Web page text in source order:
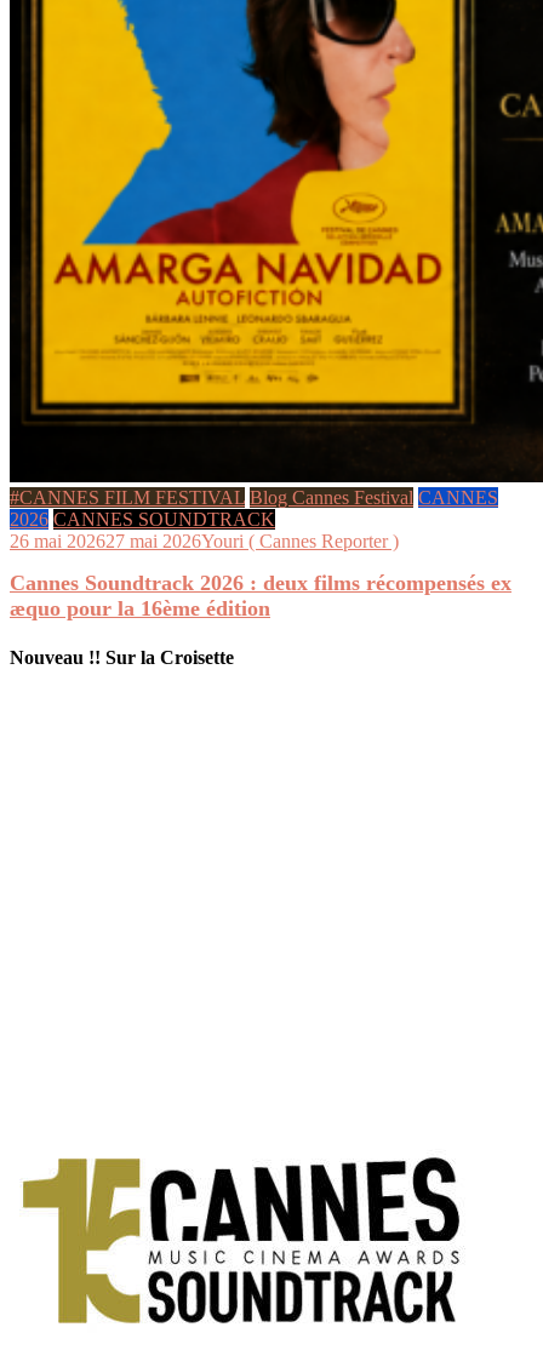
#CANNES FILM FESTIVAL Blog Cannes Festival CANNES
2026 CANNES SOUNDTRACK
26 mai 202627 mai 2026Youri ( Cannes Reporter )
Cannes Soundtrack 2026 : deux films récompensés ex
æquo pour la 16ème édition
Nouveau !! Sur la Croisette